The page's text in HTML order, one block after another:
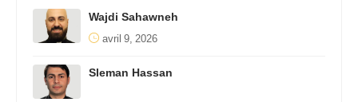
Wajdi Sahawneh
avril 9, 2026
Sleman Hassan